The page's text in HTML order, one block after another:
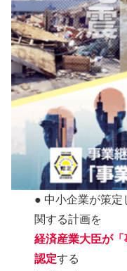
● 中小企業が策定
関する計画を
経済産業大臣が
認定する